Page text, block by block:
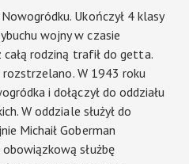
Ukończył 4 klasy
wojny w czasie
rodziną trafił do getta.
W 1943 roku
i dołączył do oddziału
W oddziale służył do
Michaił Goberman
służbę